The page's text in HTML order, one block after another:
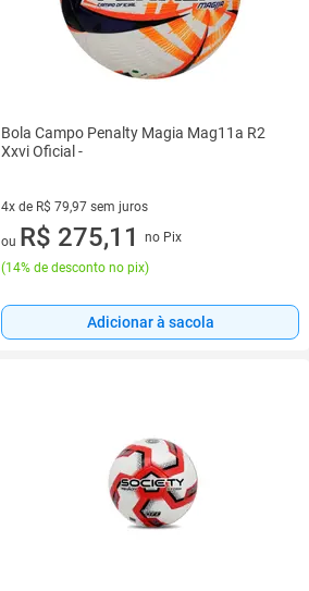
Bola Campo Penalty Magia Mag11a R2
Xxvi Oficial -
4x de R$ 79,97 sem juros
4 vez de R$ 79,97 sem juros
ou R$ 275,11
no Pix
(14% de desconto no pix)
Adicionar à sacola